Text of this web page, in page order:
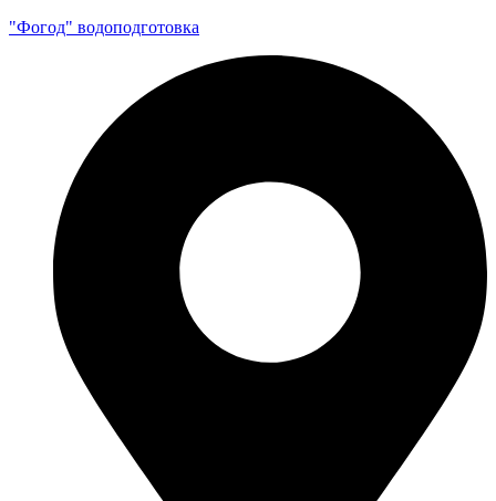
"Фогод" водоподготовка